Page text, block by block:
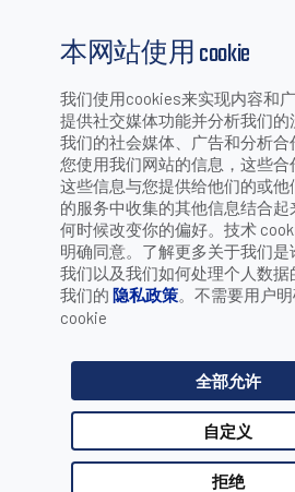
本网站使用 cookie
我们使用cookies来实现内容和
提供社交媒体功能并分析我们
我们的社会媒体、广告和分析合
您使用我们网站的信息，这些
这些信息与您提供给他们的或他
的服务中收集的其他信息结合
何时候改变你的偏好。技术
明确同意。了解更多关于我们是
我们以及我们如何处理个人数
我们的 隐私政策。不需要用户
cookie
全部允许
自定义
拒绝
成功
得利捷服务一
显竞争强
汽车制造业竞争激烈，各大汽车制
全等问题的把控越发严格，致力于
也正因如此，制造商们对于零件加
如何顺应时代需求，提高生产效率